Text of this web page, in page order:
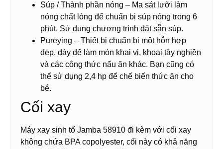
Súp / Thành phần nóng – Ma sát lưỡi làm
nóng chất lỏng để chuẩn bị súp nóng trong 6
phút. Sử dụng chương trình đặt sẵn súp.
Pureying – Thiết bị chuẩn bị một hỗn hợp
đẹp, dày để làm món khai vị, khoai tây nghiền
và các công thức nấu ăn khác. Bạn cũng có
thể sử dụng 2,4 hp để chế biến thức ăn cho
bé.
Cối xay
Máy xay sinh tố Jamba 58910 đi kèm với cối xay
không chứa BPA copolyester, cối này có khả năng